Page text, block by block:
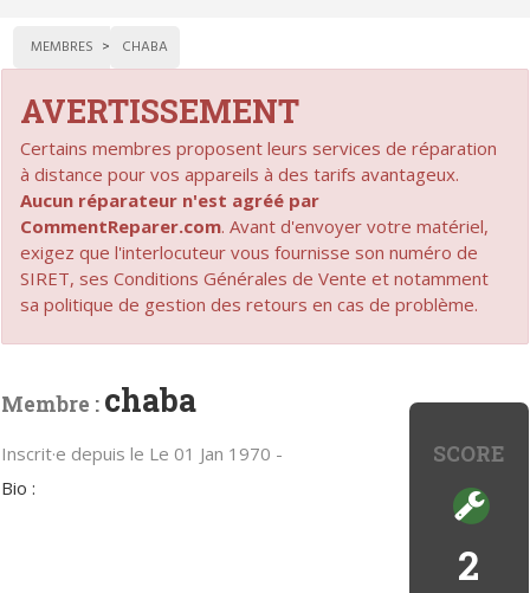
MEMBRES CHABA
AVERTISSEMENT
Certains membres proposent leurs services de réparation
à distance pour vos appareils à des tarifs avantageux.
Aucun réparateur n'est agréé par
CommentReparer.com. Avant d'envoyer votre matériel,
exigez que l'interlocuteur vous fournisse son numéro de
SIRET, ses Conditions Générales de Vente et notamment
sa politique de gestion des retours en cas de problème.
SCORE
2
Membre : chaba
Inscrit·e depuis le Le 01 Jan 1970 -
Bio :